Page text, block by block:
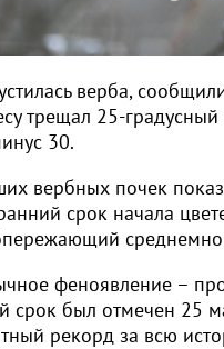
верба,
трещал 25-
30.
вербных почек
срок начала
феноявление –
срок был отмечен 25
рекорд за всю